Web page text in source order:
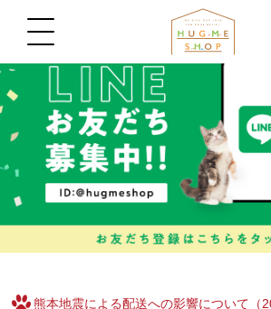
熊本地震による配送への影響について（